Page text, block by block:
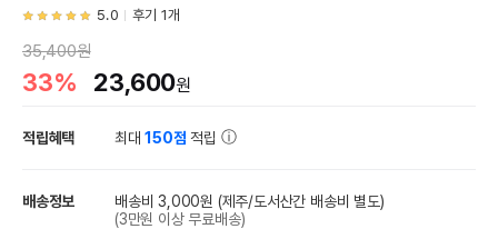
5.0 후기 1개
35,400원
33% 23,600원
적립혜택 최대150점 적립
배송정보 배송비 3,000원 (제주/도서산간 배송비 별도)
(3만원 이상 무료배송)